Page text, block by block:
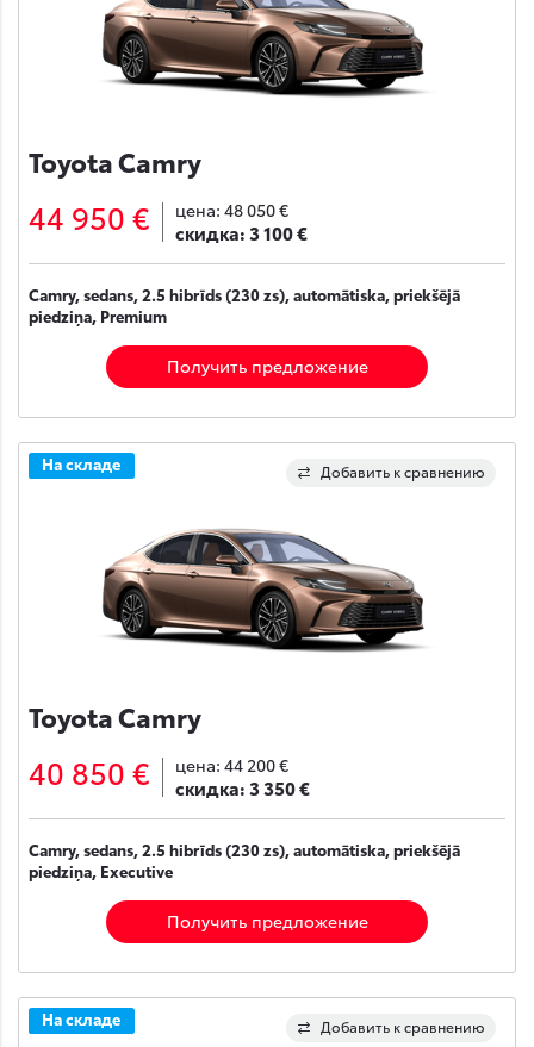
Toyota Camry
44 950 € цена: 48 050 €
скидка:3 100 €
Camry, sedans, 2.5 hibrīds (230 zs), automātiska, priekšējā
piedziņa, Premium
Получить предложение
Добавить к сравнению
На складе
Toyota Camry
40 850 € цена: 44 200 €
скидка:3 350 €
Camry, sedans, 2.5 hibrīds (230 zs), automātiska, priekšējā
piedziņa, Executive
Получить предложение
Добавить к сравнению
На складе